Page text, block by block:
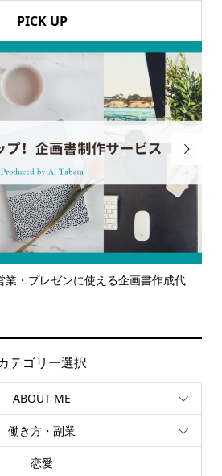
PICK UP
ス一覧】広報・企画・デザインの単発依

テゴリー選択
ABOUT ME
働き方・副業
恋愛